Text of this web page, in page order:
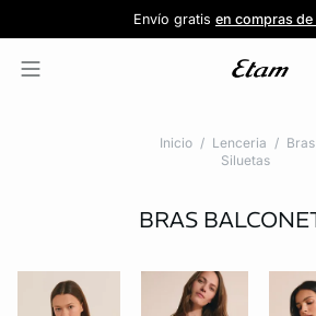
-20% en tu primera ordenal
Beneficio exclusivo para clientes
Forma parte de la familia ETAMy recibe -
Envío gratis en compras de
Inicio Lenceria
Bras
Siluetas
BRAS